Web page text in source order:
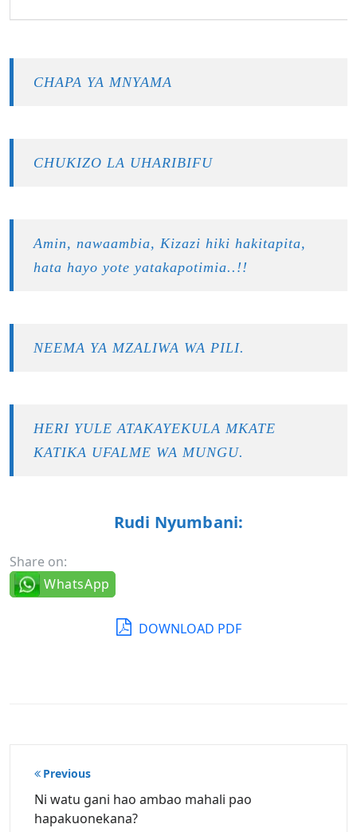
CHAPA YA MNYAMA
CHUKIZO LA UHARIBIFU
Amin, nawaambia, Kizazi hiki hakitapita,
hata hayo yote yatakapotimia..!!
NEEMA YA MZALIWA WA PILI.
HERI YULE ATAKAYEKULA MKATE
KATIKA UFALME WA MUNGU.
Rudi Nyumbani:
Share on:
WhatsApp
DOWNLOAD PDF
Post
navigation
Previous
Ni watu gani hao ambao mahali pao
hapakuonekana?